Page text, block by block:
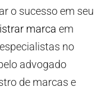
o sucesso em seu
marca em
no
advogado
de marcas e